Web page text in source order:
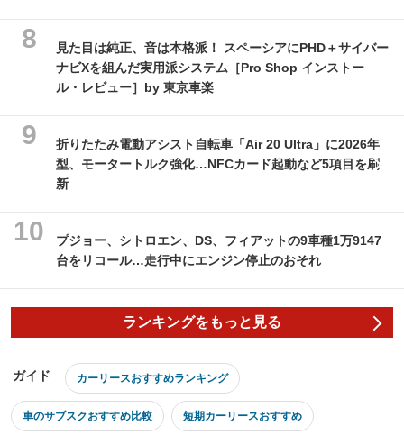
見た目は純正、音は本格派！ スペーシアにPHD＋サイバー
ナビXを組んだ実用派システム［Pro Shop インストー
ル・レビュー］by 東京車楽
折りたたみ電動アシスト自転車「Air 20 Ultra」に2026年
型、モータートルク強化…NFCカード起動など5項目を刷
新
プジョー、シトロエン、DS、フィアットの9車種1万9147
台をリコール…走行中にエンジン停止のおそれ
ランキングをもっと見る
ガイド カーリースおすすめランキング
車のサブスクおすすめ比較 短期カーリースおすすめ